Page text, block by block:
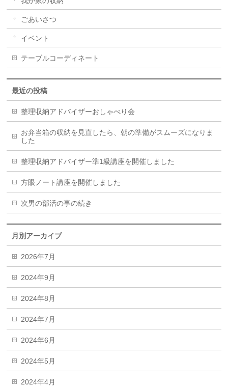
ごあいさつ
イベント
テーブルコーディネート
最近の投稿
整理収納アドバイザーおしゃべり会
お弁当箱の収納を見直したら、朝の準備がスムーズになりま
した
整理収納アドバイザー準1級講座を開催しました
方眼ノート講座を開催しました
次男の部活の事の続き
月別アーカイブ
2026年7月
2024年9月
2024年8月
2024年7月
2024年6月
2024年5月
2024年4月